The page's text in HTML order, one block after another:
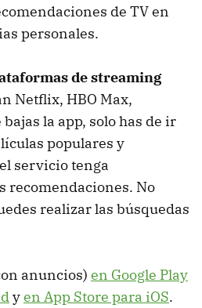
de TV en
personales.
de streaming
Netflix, HBO Max,
la app, solo has de ir
populares y
servicio tenga
recomendaciones. No
realizar las búsquedas
anuncios) en Google Play
yen App Store para iOS.